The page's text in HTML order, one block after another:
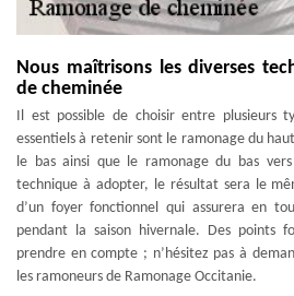
Nous maîtrisons les diverses
de cheminée
Il est possible de choisir entre plusieurs
essentiels à retenir sont le ramonage du
le bas ainsi que le ramonage du bas
technique à adopter, le résultat sera le
d’un foyer fonctionnel qui assurera en
pendant la saison hivernale. Des points
prendre en compte ; n’hésitez pas à
les ramoneurs de Ramonage Occitanie.